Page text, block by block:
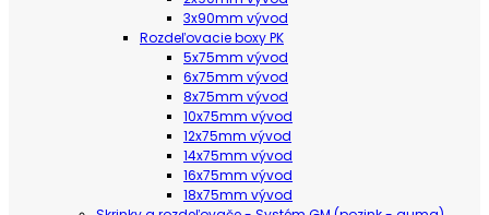
3x90mm vývod
Rozdeľovacie boxy PK
5x75mm vývod
6x75mm vývod
8x75mm vývod
10x75mm vývod
12x75mm vývod
14x75mm vývod
16x75mm vývod
18x75mm vývod